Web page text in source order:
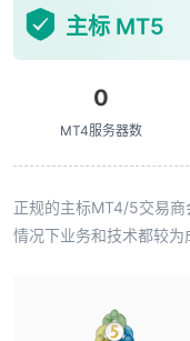
主标 MT5
0
MT4服务器数
正规的主标MT4/5交易
情况下业务和技术都较